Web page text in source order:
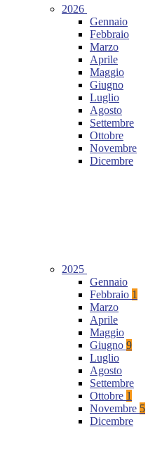
2026
Gennaio
Febbraio
Marzo
Aprile
Maggio
Giugno
Luglio
Agosto
Settembre
Ottobre
Novembre
Dicembre
2025
Gennaio
Febbraio 1
Marzo
Aprile
Maggio
Giugno 9
Luglio
Agosto
Settembre
Ottobre 1
Novembre 5
Dicembre